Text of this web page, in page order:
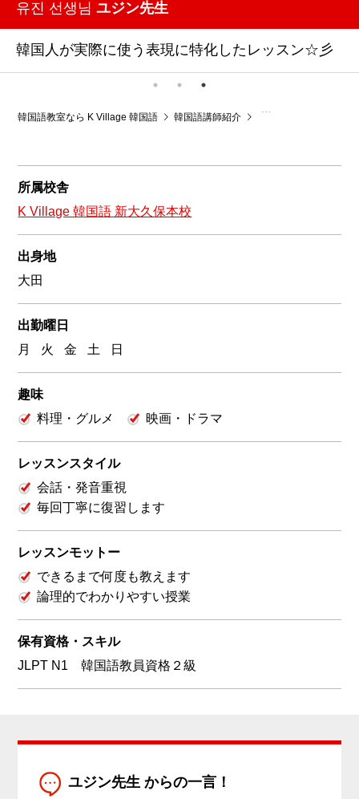
유진 선생님 ユジン先生
韓国人が実際に使う表現に特化したレッスン☆彡
韓国語教室なら K Village 韓国語 韓国語講師紹介
所属校舎
K Village 韓国語 新大久保本校
出身地
大田
出勤曜日
月
火 金 土 日
趣味
料理・グルメ
映画・ドラマ
レッスンスタイル
会話・発音重視
毎回丁寧に復習します
レッスンモットー
できるまで何度も教えます
論理的でわかりやすい授業
保有資格・スキル
JLPT N1 韓国語教員資格２級
ユジン先生 からの一言！